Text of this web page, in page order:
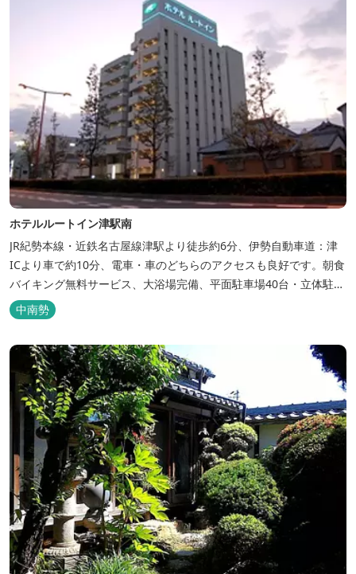
ホテルルートイン津駅南
JR紀勢本線・近鉄名古屋線津駅より徒歩約6分、伊勢自動車道：津
ICより車で約10分、電車・車のどちらのアクセスも良好です。朝食
バイキング無料サービス、大浴場完備、平面駐車場40台・立体駐車
場34台、全室Wi-Fi完備。ビジネスにも観光にもご利用頂ける快適
なホテルライフをご提供します。
中南勢